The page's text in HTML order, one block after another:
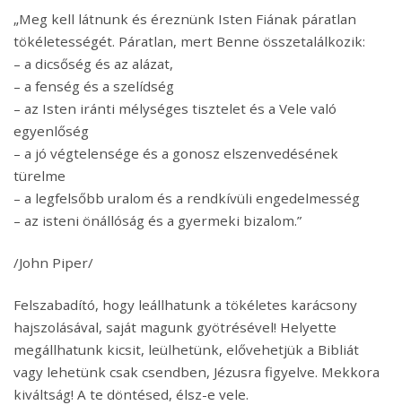
„Meg kell látnunk és éreznünk Isten Fiának páratlan
tökéletességét. Páratlan, mert Benne összetalálkozik:
– a dicsőség és az alázat,
– a fenség és a szelídség
– az Isten iránti mélységes tisztelet és a Vele való
egyenlőség
– a jó végtelensége és a gonosz elszenvedésének
türelme
– a legfelsőbb uralom és a rendkívüli engedelmesség
– az isteni önállóság és a gyermeki bizalom.”
/John Piper/
Felszabadító, hogy leállhatunk a tökéletes karácsony
hajszolásával, saját magunk gyötrésével! Helyette
megállhatunk kicsit, leülhetünk, elővehetjük a Bibliát
vagy lehetünk csak csendben, Jézusra figyelve. Mekkora
kiváltság! A te döntésed, élsz-e vele.